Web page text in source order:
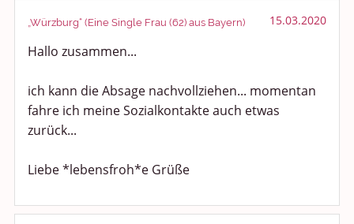
Medien & Showgeschäft
Kochen, Backen und Genießen
Anregungen und Support
Spiel, Spaß und Sinnlosigkeit
Gewicht reduzieren
Archiv
„Würzburg“ (Eine Single Frau (62) aus Bayern) 15.03.2020
Hallo zusammen...
ich kann die Absage nachvollziehen... momentan
fahre ich meine Sozialkontakte auch etwas
zurück...
Liebe *lebensfroh*e Grüße